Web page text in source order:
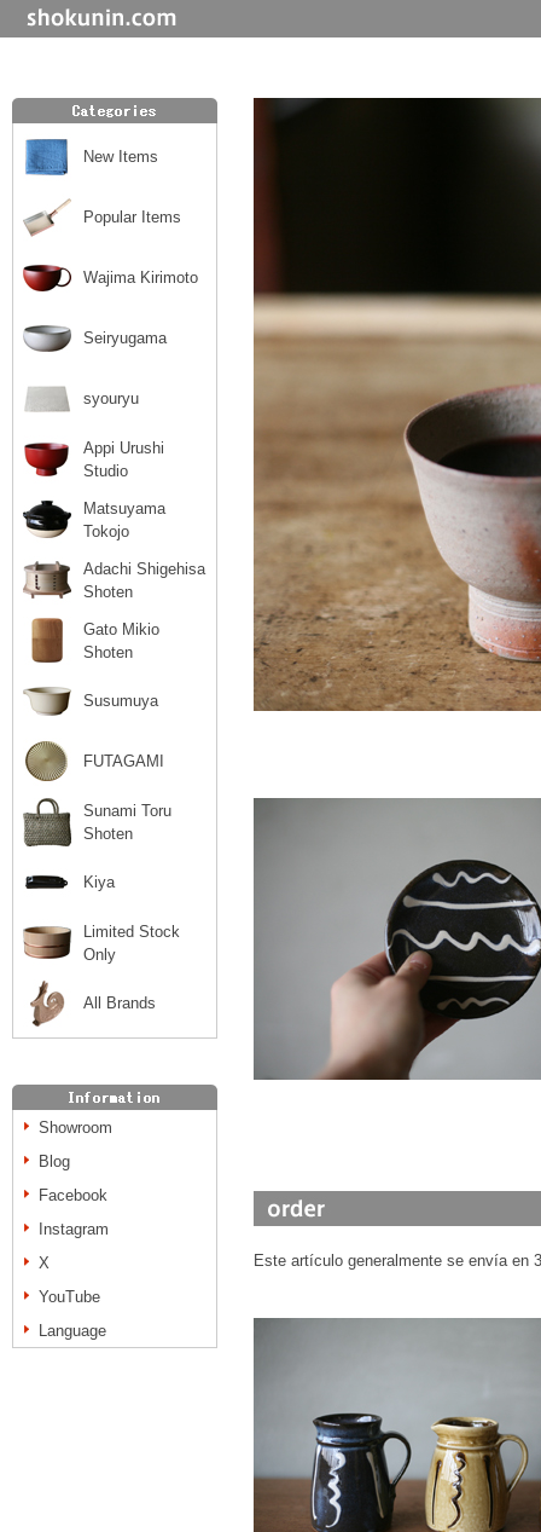
New Items
Popular Items
Wajima Kirimoto
Seiryugama
syouryu
Appi Urushi
Studio
Matsuyama
Tokojo
Adachi Shigehisa
Shoten
Gato Mikio
Shoten
Susumuya
FUTAGAMI
Sunami Toru
Shoten
Kiya
Limited Stock
Only
All Brands
Showroom
Blog
Facebook
Instagram
X
YouTube
Language
Este artículo generalmente se envía en